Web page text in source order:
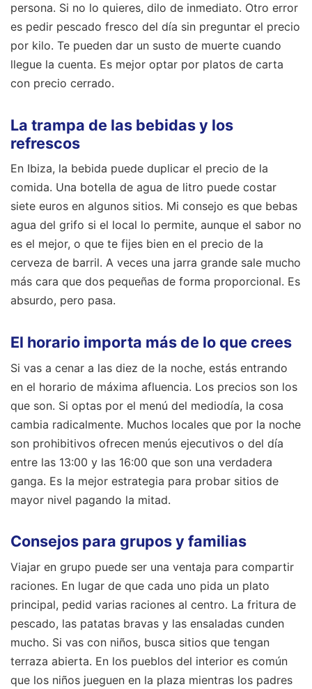
persona. Si no lo quieres, dilo de inmediato. Otro error
es pedir pescado fresco del día sin preguntar el precio
por kilo. Te pueden dar un susto de muerte cuando
llegue la cuenta. Es mejor optar por platos de carta
con precio cerrado.
La trampa de las bebidas y los
refrescos
En Ibiza, la bebida puede duplicar el precio de la
comida. Una botella de agua de litro puede costar
siete euros en algunos sitios. Mi consejo es que bebas
agua del grifo si el local lo permite, aunque el sabor no
es el mejor, o que te fijes bien en el precio de la
cerveza de barril. A veces una jarra grande sale mucho
más cara que dos pequeñas de forma proporcional. Es
absurdo, pero pasa.
El horario importa más de lo que crees
Si vas a cenar a las diez de la noche, estás entrando
en el horario de máxima afluencia. Los precios son los
que son. Si optas por el menú del mediodía, la cosa
cambia radicalmente. Muchos locales que por la noche
son prohibitivos ofrecen menús ejecutivos o del día
entre las 13:00 y las 16:00 que son una verdadera
ganga. Es la mejor estrategia para probar sitios de
mayor nivel pagando la mitad.
Consejos para grupos y familias
Viajar en grupo puede ser una ventaja para compartir
raciones. En lugar de que cada uno pida un plato
principal, pedid varias raciones al centro. La fritura de
pescado, las patatas bravas y las ensaladas cunden
mucho. Si vas con niños, busca sitios que tengan
terraza abierta. En los pueblos del interior es común
que los niños jueguen en la plaza mientras los padres